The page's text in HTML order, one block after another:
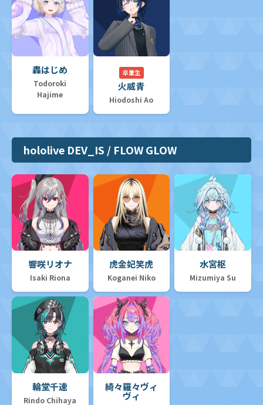
轟はじめ
Todoroki
Hajime
卒業生
火威青
Hiodoshi Ao
hololive DEV_IS / FLOW GLOW
響咲リオナ
Isaki Riona
虎金妃笑虎
Koganei Niko
水宮枢
Mizumiya Su
輪堂千速
Rindo Chihaya
綺々羅々ヴィ
ヴィ